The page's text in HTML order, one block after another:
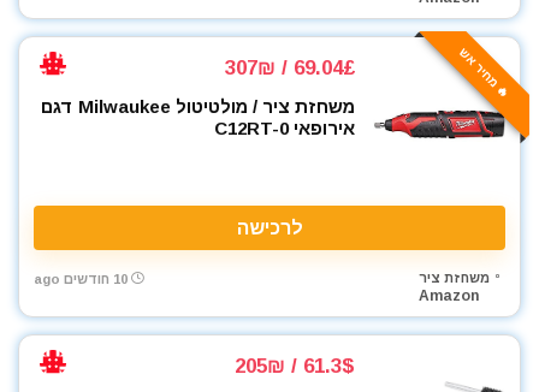
🔥 מחיר אש 69.04£ / 307₪
משחזת ציר / מולטיטול Milwaukee דגם
אירופאי C12RT-0
לרכישה
משחזת ציר
Amazon
10 חודשים ago
61.3$ / 205₪